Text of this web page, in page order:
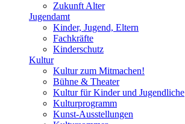
Zukunft Alter
Jugendamt
Kinder, Jugend, Eltern
Fachkräfte
Kinderschutz
Kultur
Kultur zum Mitmachen!
Bühne & Theater
Kultur für Kinder und Jugendliche
Kulturprogramm
Kunst-Ausstellungen